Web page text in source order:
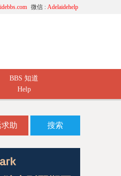
微信 : Adelaidehelp
BBS 知道
Help
助 搜索